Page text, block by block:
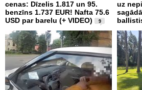
cenas: Dīzelis 1.817 un 95.
benzīns 1.737 EUR! Nafta 75.6
USD par barelu (+ VIDEO)
9
uz